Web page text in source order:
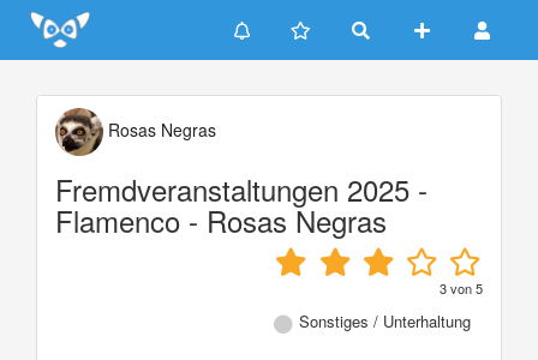
Update cookies preferences
Rosas Negras
Fremdveranstaltungen 2025 -
Flamenco - Rosas Negras
3von5
Sonstiges / Unterhaltung